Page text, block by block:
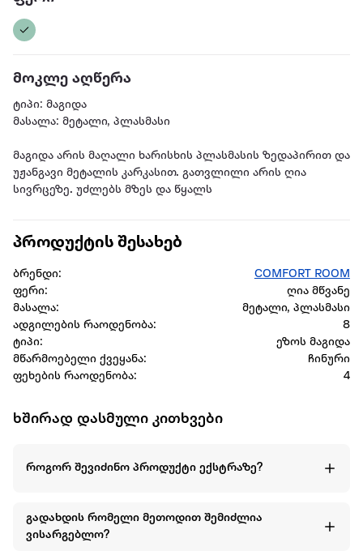
მოკლე აღწერა
ტიპი: მაგიდა
მასალა: მეტალი, პლასმასი
მაგიდა არის მაღალი ხარისხის პლასმასის ზედაპირით და
უჟანგავი მეტალის კარკასით. გათვლილი არის ღია
სივრცეზე. უძლებს მზეს და წყალს
პროდუქტის შესახებ
ბრენდი:
COMFORT ROOM
ფერი:
ღია მწვანე
მასალა:
მეტალი, პლასმასი
ადგილების რაოდენობა:
8
ტიპი:
ეზოს მაგიდა
მწარმოებელი ქვეყანა:
ჩინური
ფეხების რაოდენობა:
4
ხშირად დასმული კითხვები
როგორ შევიძინო პროდუქტი ექსტრაზე?
გადახდის რომელი მეთოდით შემიძლია
ვისარგებლო?